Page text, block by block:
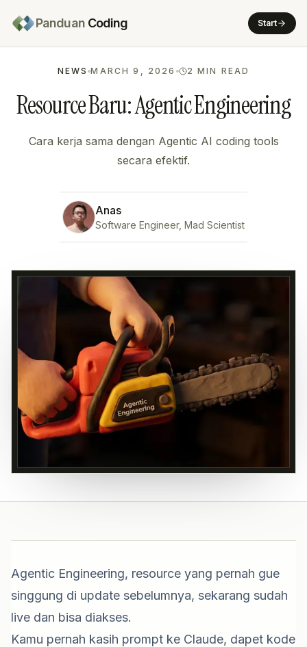
Panduan Coding Start
NEWS MARCH 9, 2026 2 MIN READ
Resource Baru: Agentic Engineering
Cara kerja sama dengan Agentic AI coding tools
secara efektif.
Anas
Software Engineer, Mad Scientist
Agentic Engineering, resource yang pernah gue
singgung di update sebelumnya, sekarang sudah
live dan bisa diakses.
Kamu pernah kasih prompt ke Claude, dapet kode